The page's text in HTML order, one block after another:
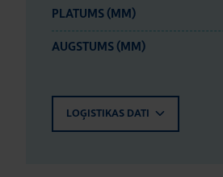
PLATUMS (MM)
AUGSTUMS (MM)
LOĢISTIKAS DATI